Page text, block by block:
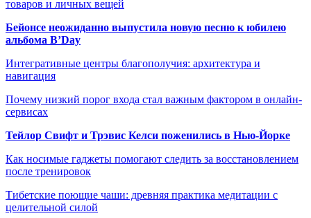
товаров и личных вещей
Бейонсе неожиданно выпустила новую песню к юбилею
альбома B’Day
Интегративные центры благополучия: архитектура и
навигация
Почему низкий порог входа стал важным фактором в онлайн-
сервисах
Тейлор Свифт и Трэвис Келси поженились в Нью-Йорке
Как носимые гаджеты помогают следить за восстановлением
после тренировок
Тибетские поющие чаши: древняя практика медитации с
целительной силой